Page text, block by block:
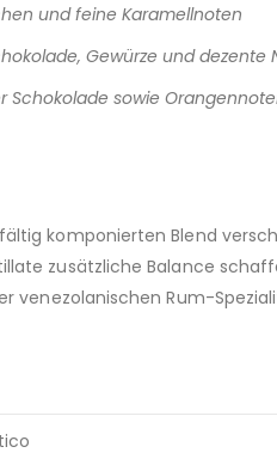
und feine Karamellnoten
Gewürze und dezente
Schokolade sowie
komponierten Blend
zusätzliche Balance
venezolanischen Rum-